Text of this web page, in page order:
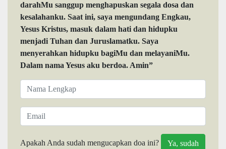
darahMu sanggup menghapuskan segala dosa dan
kesalahanku. Saat ini, saya mengundang Engkau,
Yesus Kristus, masuk dalam hati dan hidupku
menjadi Tuhan dan Juruslamatku. Saya
menyerahkan hidupku bagiMu dan melayaniMu.
Dalam nama Yesus aku berdoa. Amin”
Apakah Anda sudah mengucapkan doa ini?